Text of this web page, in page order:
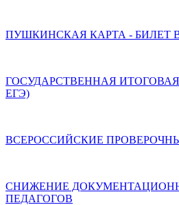
ПУШКИНСКАЯ КАРТА - БИЛЕТ
ГОСУДАРСТВЕННАЯ
ЕГЭ)
ВСЕРОССИЙСКИЕ
СНИЖЕНИЕ
ПЕДАГОГОВ